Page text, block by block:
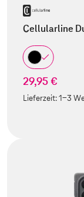
Cellularline
29,95 €
Lieferzeit:1-3